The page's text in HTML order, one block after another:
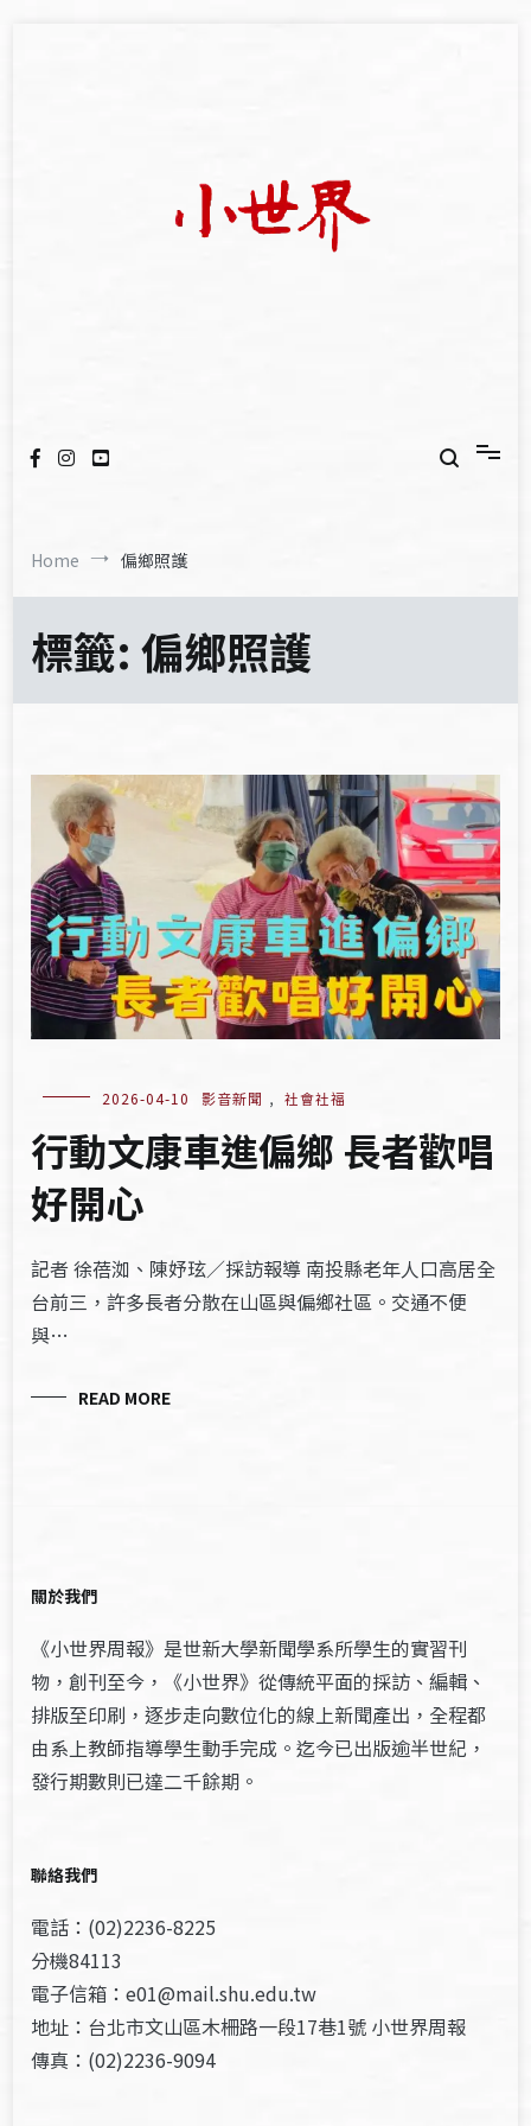
Home 偏鄉照護
標籤:偏鄉照護
2026-04-10 影音新聞 , 社會社福
行動文康車進偏鄉 長者歡唱
好開心
記者 徐蓓洳、陳妤玹／採訪報導 南投縣老年人口高居全
台前三，許多長者分散在山區與偏鄉社區。交通不便
與…
READ MORE
關於我們
《小世界周報》是世新大學新聞學系所學生的實習刊
物，創刊至今，《小世界》從傳統平面的採訪、編輯、
排版至印刷，逐步走向數位化的線上新聞產出，全程都
由系上教師指導學生動手完成。迄今已出版逾半世紀，
發行期數則已達二千餘期。
聯絡我們
電話：(02)2236-8225
分機84113
電子信箱：e01@mail.shu.edu.tw
地址：台北市文山區木柵路一段17巷1號 小世界周報
傳真：(02)2236-9094